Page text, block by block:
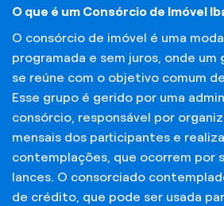
O que é um Consórcio de Imóvel
O consórcio de imóvel é uma
programada e sem juros, onde um
se reúne com o objetivo comum
Esse grupo é gerido por uma
consórcio, responsável por
mensais dos participantes e
contemplações, que ocorrem por
lances. O consorciado
de crédito, que pode ser usada